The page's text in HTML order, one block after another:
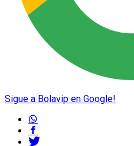
Sigue a Bolavip en Google!